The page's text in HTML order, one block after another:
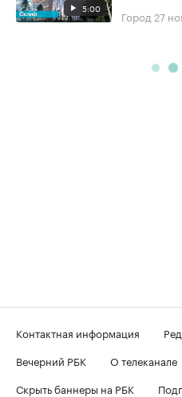
5:00 Город 27
Контактная информация
Вечерний РБК
О телеканале
Скрыть баннеры на РБК